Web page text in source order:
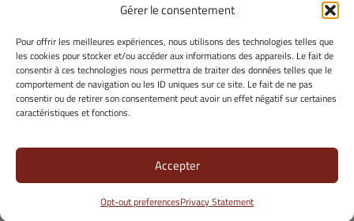
Gérer le consentement
Pour offrir les meilleures expériences, nous utilisons des technologies telles que
les cookies pour stocker et/ou accéder aux informations des appareils. Le fait de
consentir à ces technologies nous permettra de traiter des données telles que le
comportement de navigation ou les ID uniques sur ce site. Le fait de ne pas
consentir ou de retirer son consentement peut avoir un effet négatif sur certaines
caractéristiques et fonctions.
Accepter
Opt-out preferencesPrivacy Statement
INFORMATIONS LÉGALES
Mentions légales
Gérer mes cookies
Politique de cookies
Déclaration de confidentialité
Site Officiel - ARTEHIS @ 2026
Copyright Université de Bourgogne Europe